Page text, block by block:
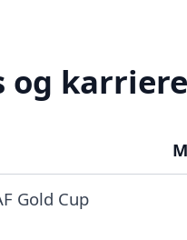
og karriere
Gold Cup